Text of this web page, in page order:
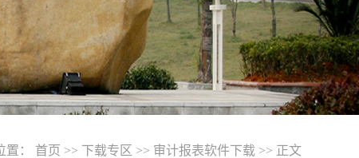
置： 首页 >> 下载专区 >> 审计报表软件下载 >> 正文